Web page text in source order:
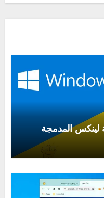
لينكس المدمجة